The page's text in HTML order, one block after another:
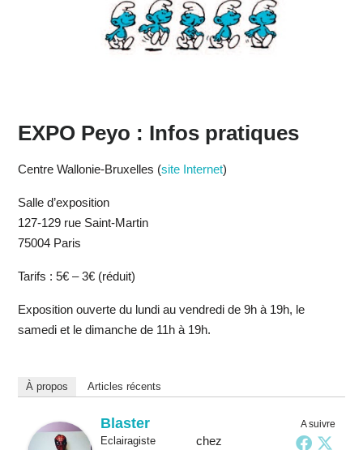
EXPO Peyo : Infos pratiques
Centre Wallonie-Bruxelles (site Internet)
Salle d’exposition
127-129 rue Saint-Martin
75004 Paris
Tarifs : 5€ – 3€ (réduit)
Exposition ouverte du lundi au vendredi de 9h à 19h, le
samedi et le dimanche de 11h à 19h.
À propos Articles récents
A suivre
Blaster
Eclairagistechez